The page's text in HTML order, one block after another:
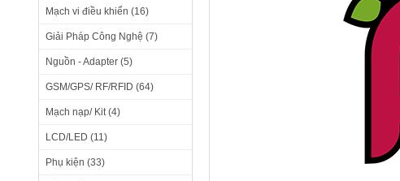
Mạch vi điều khiển (16)
Giải Pháp Công Nghệ (7)
Nguồn - Adapter (5)
GSM/GPS/ RF/RFID (64)
Mạch nạp/ Kit (4)
LCD/LED (11)
Phụ kiện (33)